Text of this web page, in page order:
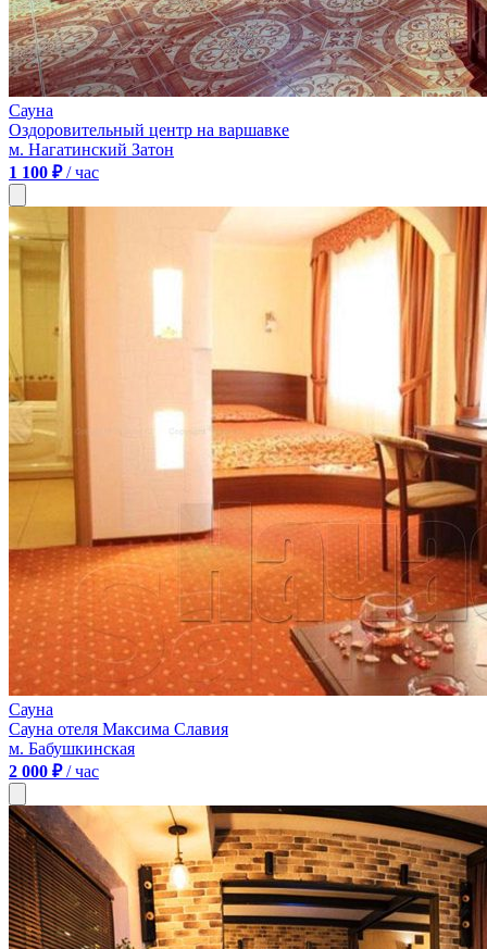
Сауна
Оздоровительный центр на варшавке
м. Нагатинский Затон
1 100 ₽/ час
Сауна
Сауна отеля Максима Славия
м. Бабушкинская
2 000 ₽/ час